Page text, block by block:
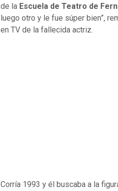
de la Escuela de Teatro de
luego otro y le fue súper bien”,
en TV de la fallecida actriz.
Corría 1993 y él buscaba a la